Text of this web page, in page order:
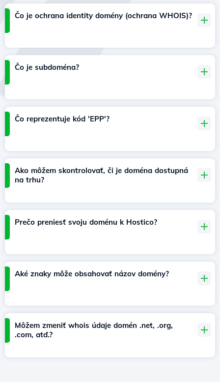
Čo je ochrana identity domény (ochrana WHOIS)?
Čo je subdoména?
Čo reprezentuje kód 'EPP'?
Ako môžem skontrolovať, či je doména dostupná
na trhu?
Prečo preniesť svoju doménu k Hostico?
Aké znaky môže obsahovať názov domény?
Môžem zmeniť whois údaje domén .net, .org,
.com, atď.?